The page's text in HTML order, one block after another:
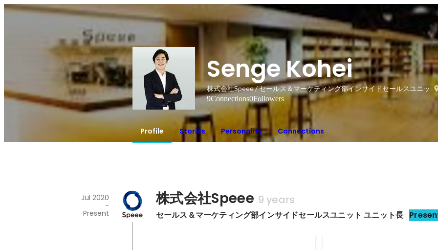
Senge Kohei
株式会社Speee / セールス＆マーケティング部インサイドセールスユニッ
9Connections0Followers
Profile Stories Personality Connections
株式会社Speee 9 years
セールス＆マーケティング部インサイドセールスユニット ユニット長
Jul 2020
-
Present